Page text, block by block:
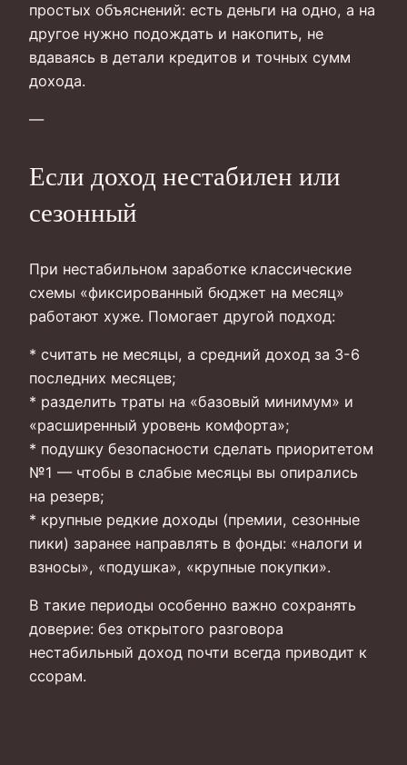
простых объяснений: есть деньги на одно, а на
другое нужно подождать и накопить, не
вдаваясь в детали кредитов и точных сумм
дохода.
—
Если доход нестабилен или
сезонный
При нестабильном заработке классические
схемы «фиксированный бюджет на месяц»
работают хуже. Помогает другой подход:
* считать не месяцы, а средний доход за 3-6
последних месяцев;
* разделить траты на «базовый минимум» и
«расширенный уровень комфорта»;
* подушку безопасности сделать приоритетом
№1 — чтобы в слабые месяцы вы опирались
на резерв;
* крупные редкие доходы (премии, сезонные
пики) заранее направлять в фонды: «налоги и
взносы», «подушка», «крупные покупки».
В такие периоды особенно важно сохранять
доверие: без открытого разговора
нестабильный доход почти всегда приводит к
ссорам.